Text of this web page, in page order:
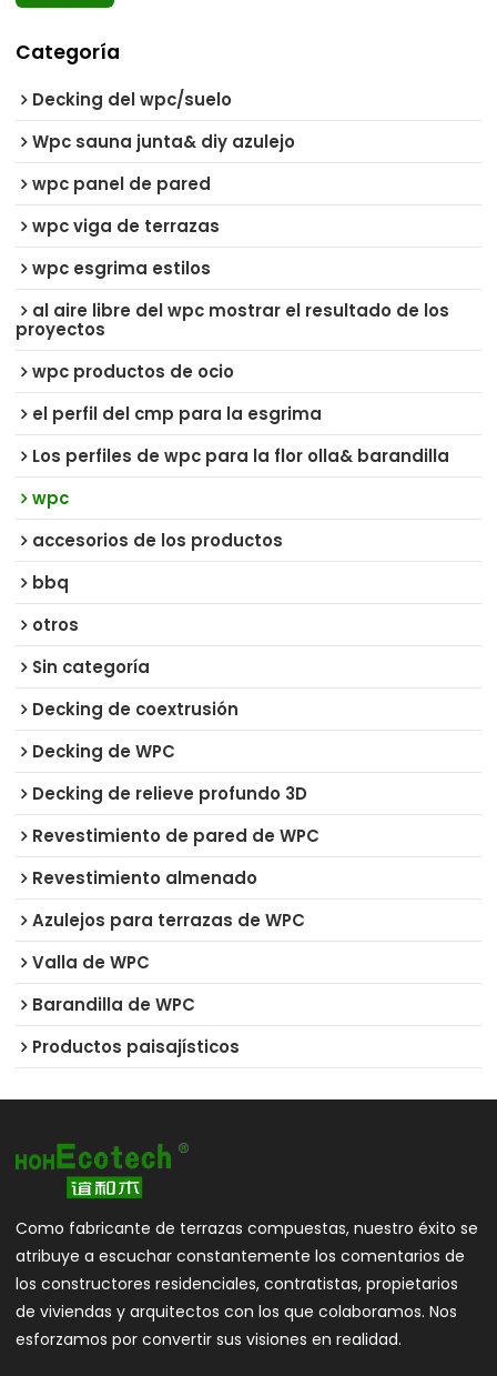
Categoría
Decking del wpc/suelo
Wpc sauna junta& diy azulejo
wpc panel de pared
wpc viga de terrazas
wpc esgrima estilos
al aire libre del wpc mostrar el resultado de los
proyectos
wpc productos de ocio
el perfil del cmp para la esgrima
Los perfiles de wpc para la flor olla& barandilla
wpc
accesorios de los productos
bbq
otros
Sin categoría
Decking de coextrusión
Decking de WPC
Decking de relieve profundo 3D
Revestimiento de pared de WPC
Revestimiento almenado
Azulejos para terrazas de WPC
Valla de WPC
Barandilla de WPC
Productos paisajísticos
Como fabricante de terrazas compuestas, nuestro éxito se
atribuye a escuchar constantemente los comentarios de
los constructores residenciales, contratistas, propietarios
de viviendas y arquitectos con los que colaboramos. Nos
esforzamos por convertir sus visiones en realidad.